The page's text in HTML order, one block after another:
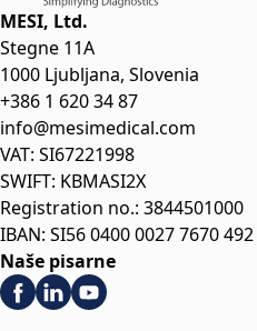
MESI, Ltd.
Stegne 11A
1000 Ljubljana, Slovenia
+386 1 620 34 87
info@mesimedical.com
VAT: SI67221998
SWIFT: KBMASI2X
Registration no.: 3844501000
IBAN: SI56 0400 0027 7670 492
Naše pisarne